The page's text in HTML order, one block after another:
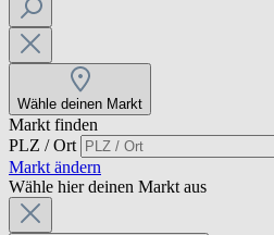
Wähle deinen Markt
Markt finden
PLZ / Ort
Markt ändern
Wähle hier deinen Markt aus